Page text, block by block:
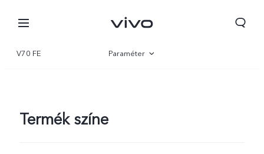
V70 FE Paraméter
Termék színe